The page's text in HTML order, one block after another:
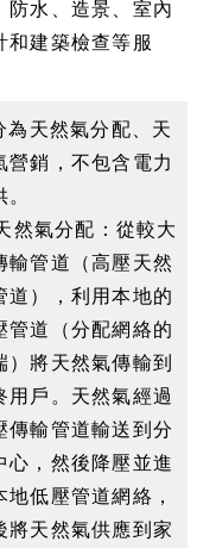
防水、造景、室內
和建築檢查等服
為天然氣分配、天
營銷，不包含電力
然氣分配：從較大
輸管道（高壓天然
道），利用本地的
管道（分配網絡的
）將天然氣傳輸到
用戶。天然氣經過
傳輸管道輸送到分
心，然後降壓並進
地低壓管道網絡，
將天然氣供應到家